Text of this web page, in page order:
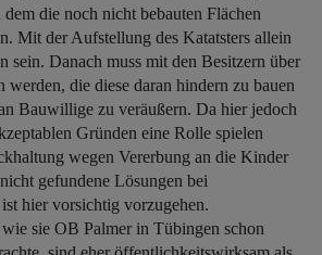
dem die noch nicht bebauten Flächen
Mit der Aufstellung des Katatsters allein
sein. Danach muss mit den Besitzern über
werden, die diese daran hindern zu bauen
Bauwillige zu veräußern. Da hier jedoch
Gründen eine Rolle spielen
wegen Vererbung an die Kinder
gefundene Lösungen bei
hier vorsichtig vorzugehen.
sie OB Palmer in Tübingen schon